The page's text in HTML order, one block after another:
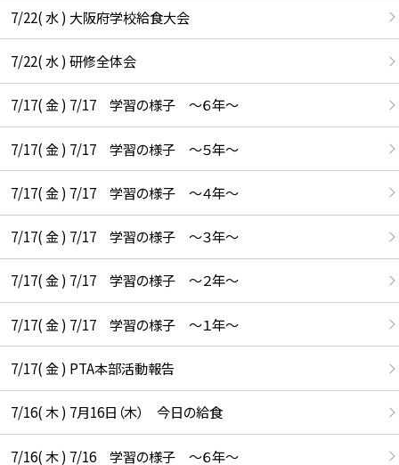
7/22( 水 ) 大阪府学校給食大会
7/22( 水 ) 研修全体会
7/17( 金 ) 7/17 学習の様子 ～６年～
7/17( 金 ) 7/17 学習の様子 ～５年～
7/17( 金 ) 7/17 学習の様子 ～４年～
7/17( 金 ) 7/17 学習の様子 ～３年～
7/17( 金 ) 7/17 学習の様子 ～２年～
7/17( 金 ) 7/17 学習の様子 ～１年～
7/17( 金 ) PTA本部活動報告
7/16( 木 ) 7月16日（木） 今日の給食
7/16( 木 ) 7/16 学習の様子 ～６年～